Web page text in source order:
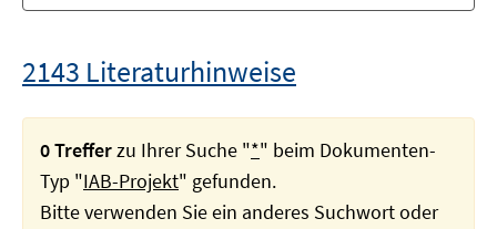
2143 Literaturhinweise
0 Trefferzu Ihrer Suche "*" beim Dokumenten-
Typ "IAB-Projekt" gefunden.
Bitte verwenden Sie ein anderes Suchwort oder